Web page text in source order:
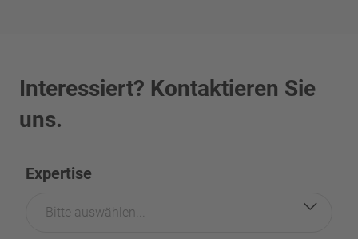
Interessiert? Kontaktieren Sie
uns.
Expertise
Bitte auswählen...